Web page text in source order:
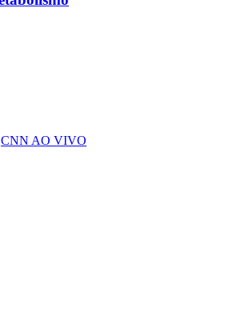
CNN AO VIVO